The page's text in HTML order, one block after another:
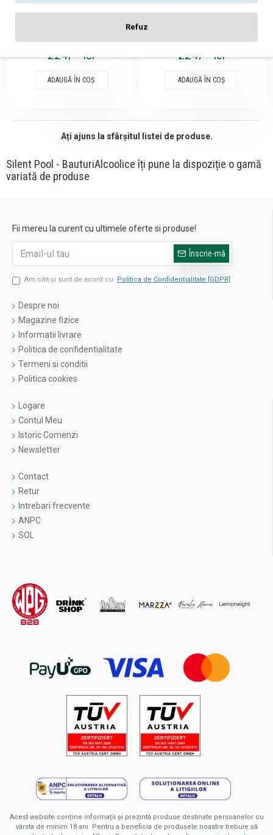
224, lei
ADAUGĂ ÎN COŞ
224, lei
ADAUGĂ ÎN COŞ
Ați ajuns la sfârșitul listei de produse.
Silent Pool - BauturiAlcoolice îți pune la dispoziție o gamă
variată de produse
Fii mereu la curent cu ultimele oferte si produse!
Înscrie-mă
Am citit şi sunt de acord cu Politica de Confidențialitate [GDPR]
Despre noi
Magazine fizice
Informatii livrare
Politica de confidentialitate
Termeni si conditii
Politica cookies
Logare
Contul Meu
Istoric Comenzi
Newsletter
Contact
Retur
Intrebari frecvente
ANPC
SOL
Acest website conține informații și prezintă produse destinate persoanelor cu
vârsta de minim 18 ani. Pentru a beneficia de produsele noastre trebuie să
Refuz